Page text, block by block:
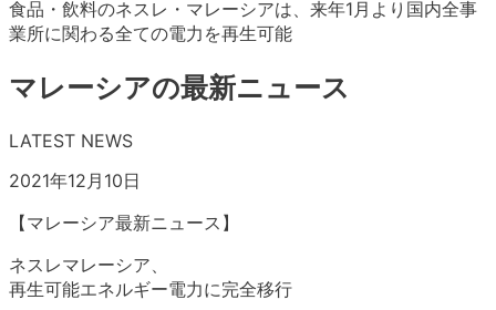
食品・飲料のネスレ・マレーシアは、来年1月より国内全事
業所に関わる全ての電力を再生可能
マレーシアの最新ニュース
LATEST NEWS
2021年12月10日
【マレーシア最新ニュース】
ネスレマレーシア、
再生可能エネルギー電力に完全移行